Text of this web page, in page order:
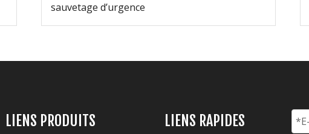
sauvetage d’urgence
LIENS PRODUITS LIENS RAPIDES